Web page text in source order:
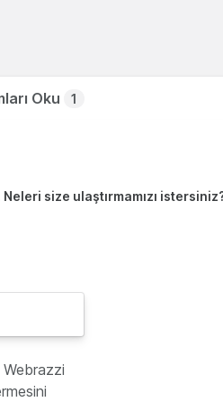
Oku 1
size ulaştırmamızı